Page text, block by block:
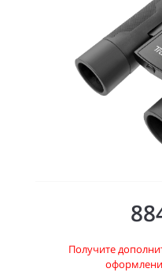
Получите